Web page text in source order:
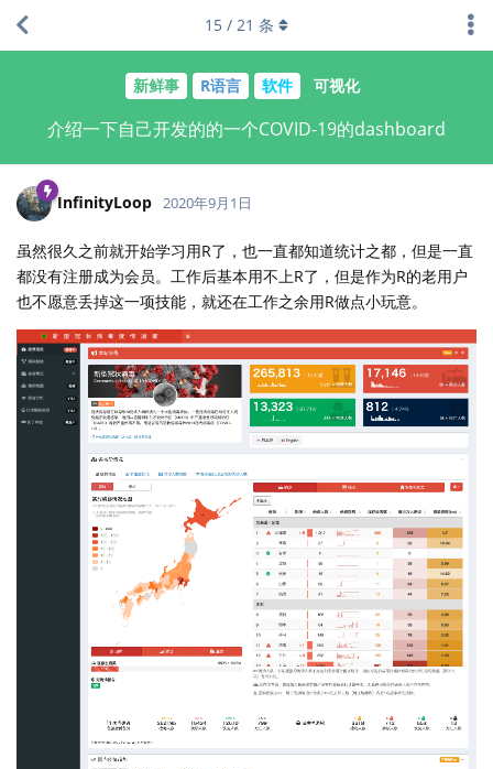
新鲜事 R语言 软件 可视化
介绍一下自己开发的的一个COVID-19的dashboard
15 / 21 条
InfinityLoop 2020年9月1日
虽然很久之前就开始学习用R了，也一直都知道统计之都，但是一直
都没有注册成为会员。工作后基本用不上R了，但是作为R的老用户
也不愿意丢掉这一项技能，就还在工作之余用R做点小玩意。